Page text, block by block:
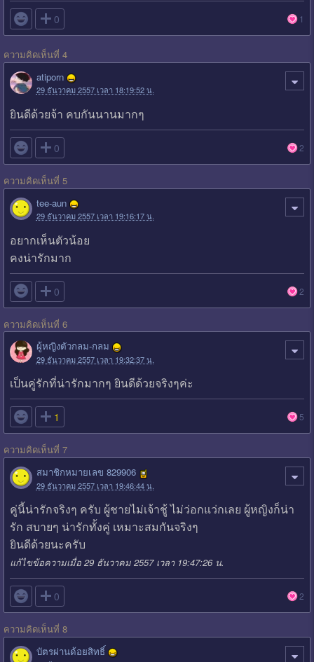
 0 1
ความคิดเห็นที่ 4
atiporn
29 ธันวาคม 2557 เวลา 18:19:52 น.
ยินดีด้วยจ้า คบกันนานมากๆ
 0 2
ความคิดเห็นที่ 5
tee-aun
29 ธันวาคม 2557 เวลา 19:16:17 น.
อยากเห็นตัวน้อย
คงน่ารักมาก
 0 2
ความคิดเห็นที่ 6
ผู้หญิงตัวกลม-กลม
29 ธันวาคม 2557 เวลา 19:32:37 น.
เป็นคู่รักที่น่ารักมากๆ ยินดีด้วยจริงๆค่ะ
 1 5
ความคิดเห็นที่ 7
สมาชิกหมายเลข 829906
29 ธันวาคม 2557 เวลา 19:46:44 น.
คู่นี้น่ารักจริงๆ ครับ ผู้ชายไม่เจ้าชู้ ไม่ว่อกแว่กเลย ผู้หญิงก็น่า
รัก สบายๆ น่ารักทั้งคู่ เหมาะสมกันจริงๆ
ยินดีด้วยนะครับ
แก้ไขข้อความเมื่อ 29 ธันวาคม 2557 เวลา 19:47:26 น.
 0 2
ความคิดเห็นที่ 8
บัตรผ่านด้อยสิทธิ์